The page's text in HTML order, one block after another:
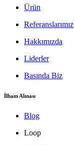
Ürün
Referanslarımız
Hakkımızda
Liderler
Basında Biz
İlham Alınası
Blog
Loop